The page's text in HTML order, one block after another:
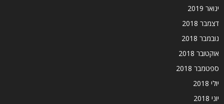
ינואר 2019
דצמבר 2018
נובמבר 2018
אוקטובר 2018
ספטמבר 2018
יולי 2018
יוני 2018